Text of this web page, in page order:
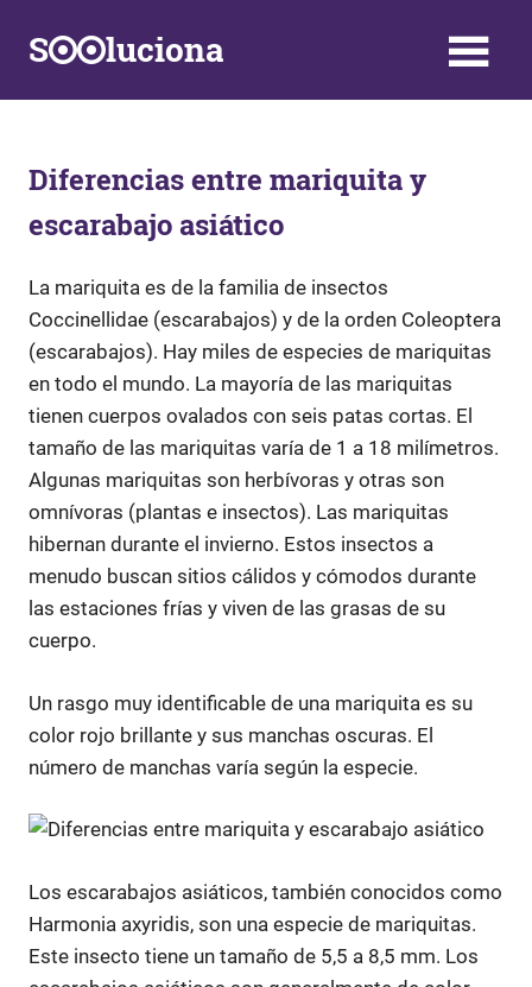
S luciona
y
Soluciones
a
la
vida
diaria
Diferencias entre mariquita y
escarabajo asiático
La mariquita es de la familia de insectos
Coccinellidae (escarabajos) y de la orden Coleoptera
(escarabajos). Hay miles de especies de mariquitas
en todo el mundo. La mayoría de las mariquitas
tienen cuerpos ovalados con seis patas cortas. El
tamaño de las mariquitas varía de 1 a 18 milímetros.
Algunas mariquitas son herbívoras y otras son
omnívoras (plantas e insectos). Las mariquitas
hibernan durante el invierno. Estos insectos a
menudo buscan sitios cálidos y cómodos durante
las estaciones frías y viven de las grasas de su
cuerpo.
Un rasgo muy identificable de una mariquita es su
color rojo brillante y sus manchas oscuras. El
número de manchas varía según la especie.
Los escarabajos asiáticos, también conocidos como
Harmonia axyridis, son una especie de mariquitas.
Este insecto tiene un tamaño de 5,5 a 8,5 mm. Los